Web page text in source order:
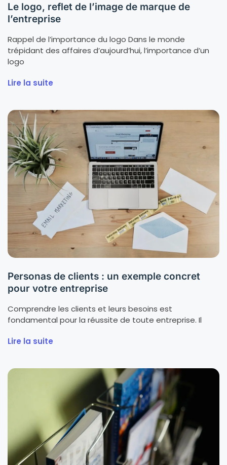
Le logo, reflet de l’image de marque de
l’entreprise
Rappel de l’importance du logo Dans le monde
trépidant des affaires d’aujourd’hui, l’importance d’un
logo
Lire la suite
Personas de clients : un exemple concret
pour votre entreprise
Comprendre les clients et leurs besoins est
fondamental pour la réussite de toute entreprise. Il
Lire la suite